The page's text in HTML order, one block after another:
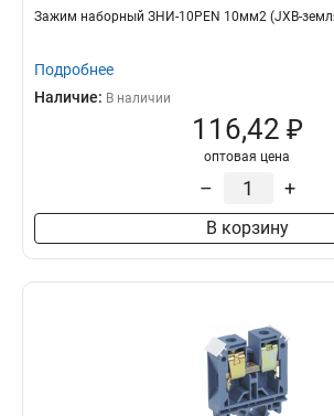
Зажим наборный ЗНИ-10PEN 10мм2 (JXB-
Подробнее
Наличие: В наличии
116,42 ₽
оптовая цена
– +
В корзину